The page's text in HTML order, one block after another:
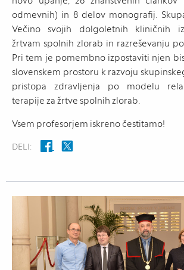
odmevnih) in 8 delov monografij.
Večino svojih dolgoletnih kliničnih
žrtvam spolnih zlorab in razreševanju
Pri tem je pomembno izpostaviti njen
slovenskem prostoru k razvoju
pristopa zdravljenja po modelu
terapije za žrtve spolnih zlorab.
Vsem profesorjem iskreno čestitamo!
DELI: